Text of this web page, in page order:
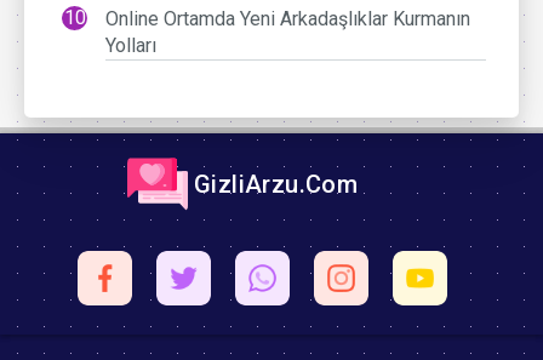
Online Ortamda Yeni Arkadaşlıklar Kurmanın
Yolları
GizliArzu.Com